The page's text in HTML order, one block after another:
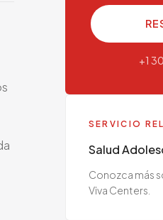
+1
SERVICIO
Salud
Conozca más
Viva Centers.